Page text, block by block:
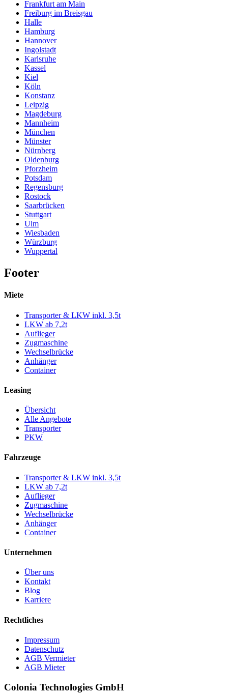
Frankfurt am Main
Freiburg im Breisgau
Halle
Hamburg
Hannover
Ingolstadt
Karlsruhe
Kassel
Kiel
Köln
Konstanz
Leipzig
Magdeburg
Mannheim
München
Münster
Nürnberg
Oldenburg
Pforzheim
Potsdam
Regensburg
Rostock
Saarbrücken
Stuttgart
Ulm
Wiesbaden
Würzburg
Wuppertal
Footer
Miete
Transporter & LKW inkl. 3,5t
LKW ab 7,2t
Auflieger
Zugmaschine
Wechselbrücke
Anhänger
Container
Leasing
Übersicht
Alle Angebote
Transporter
PKW
Fahrzeuge
Transporter & LKW inkl. 3,5t
LKW ab 7,2t
Auflieger
Zugmaschine
Wechselbrücke
Anhänger
Container
Unternehmen
Über uns
Kontakt
Blog
Karriere
Rechtliches
Impressum
Datenschutz
AGB Vermieter
AGB Mieter
Colonia Technologies GmbH